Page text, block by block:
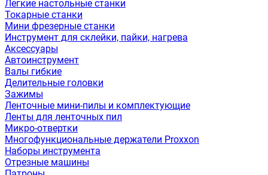
Легкие настольные станки
Токарные станки
Мини фрезерные станки
Инструмент для склейки, пайки, нагрева
Аксессуары
Автоинструмент
Валы гибкие
Делительные головки
Зажимы
Ленточные мини-пилы и комплектующие
Ленты для ленточных пил
Микро-отвертки
Многофункциональные держатели Proxxon
Наборы инструмента
Отрезные машины